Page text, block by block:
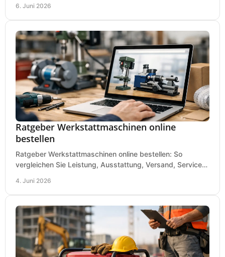
6. Juni 2026
Ratgeber Werkstattmaschinen online
bestellen
Ratgeber Werkstattmaschinen online bestellen: So
vergleichen Sie Leistung, Ausstattung, Versand, Service
4. Juni 2026